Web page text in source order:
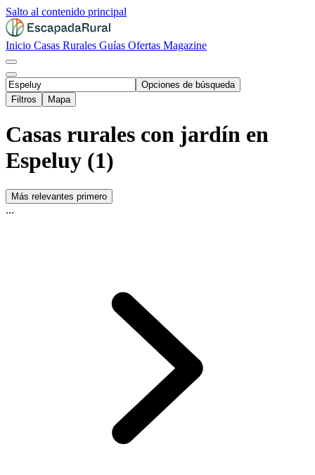
Salto al contenido principal
Inicio Casas Rurales Guías Ofertas Magazine
Opciones de búsqueda
Filtros
Mapa
Casas rurales con jardín en
Espeluy (1)
Más relevantes primero
...